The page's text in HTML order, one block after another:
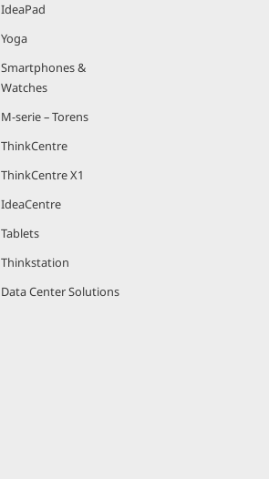
IdeaPad
Yoga
Smartphones &
Watches
M-serie – Torens
ThinkCentre
ThinkCentre X1
IdeaCentre
Tablets
Thinkstation
Data Center Solutions